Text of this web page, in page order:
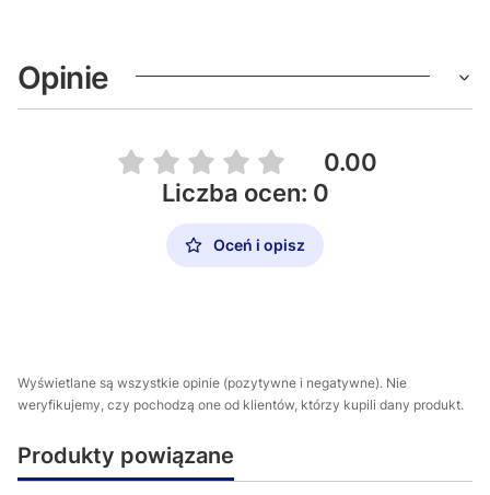
Opinie
0.00
Liczba ocen: 0
Oceń i opisz
Wyświetlane są wszystkie opinie (pozytywne i negatywne). Nie
weryfikujemy, czy pochodzą one od klientów, którzy kupili dany produkt.
Produkty powiązane